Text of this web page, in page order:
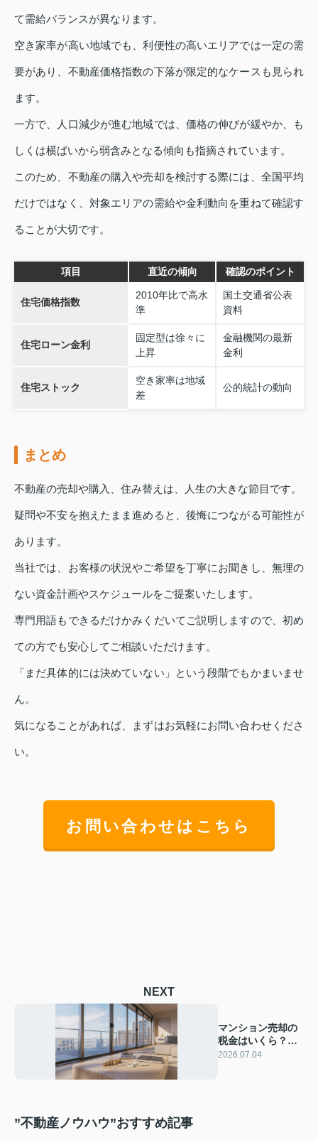
て需給バランスが異なります。
空き家率が高い地域でも、利便性の高いエリアでは一定の需
要があり、不動産価格指数の下落が限定的なケースも見られ
ます。
一方で、人口減少が進む地域では、価格の伸びが緩やか、も
しくは横ばいから弱含みとなる傾向も指摘されています。
このため、不動産の購入や売却を検討する際には、全国平均
だけではなく、対象エリアの需給や金利動向を重ねて確認す
ることが大切です。
項目 直近の傾向 確認のポイント
住宅価格指数
2010年比で高水
準
国土交通省公表
資料
住宅ローン金利
固定型は徐々に
上昇
金融機関の最新
金利
住宅ストック
空き家率は地域
差
公的統計の動向
まとめ
不動産の売却や購入、住み替えは、人生の大きな節目です。
疑問や不安を抱えたまま進めると、後悔につながる可能性が
あります。
当社では、お客様の状況やご希望を丁寧にお聞きし、無理の
ない資金計画やスケジュールをご提案いたします。
専門用語もできるだけかみくだいてご説明しますので、初め
ての方でも安心してご相談いただけます。
「まだ具体的には決めていない」という段階でもかまいませ
ん。
気になることがあれば、まずはお気軽にお問い合わせくださ
い。
お問い合わせはこちら
NEXT
マンション売却の
税金はいくら？損
しない計算と節税
2026.07.04
”不動産ノウハウ”おすすめ記事